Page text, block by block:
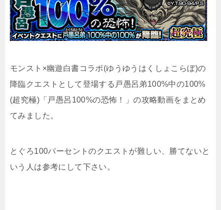
モンスト×幽遊白書コラボ(ゆうゆうはくしょこらぼ)の
降臨クエストとして登場する戸愚呂弟100%中の100%
(超究極)「戸愚呂100%の恐怖！」の攻略動画をまとめ
てみました。
とぐろ100パーセントのクエストが難しい、勝てないと
いう人は参考にして下さい。